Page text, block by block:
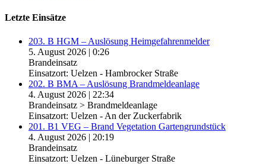
Letzte Einsätze
203. B HGM – Auslösung Heimgefahrenmelder
5. August 2026 | 0:26
Brandeinsatz
Einsatzort: Uelzen - Hambrocker Straße
202. B BMA – Auslösung Brandmeldeanlage
4. August 2026 | 22:34
Brandeinsatz > Brandmeldeanlage
Einsatzort: Uelzen - An der Zuckerfabrik
201. B1 VEG – Brand Vegetation Gartengrundstück
4. August 2026 | 20:19
Brandeinsatz
Einsatzort: Uelzen - Lüneburger Straße